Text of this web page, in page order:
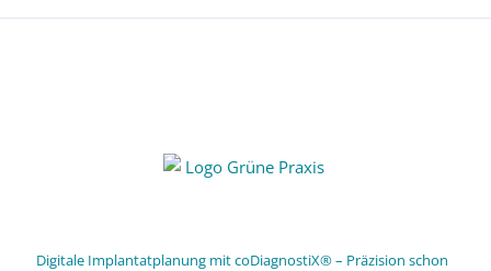
Digitale Implantatplanung mit coDiagnostiX® – Präzision schon